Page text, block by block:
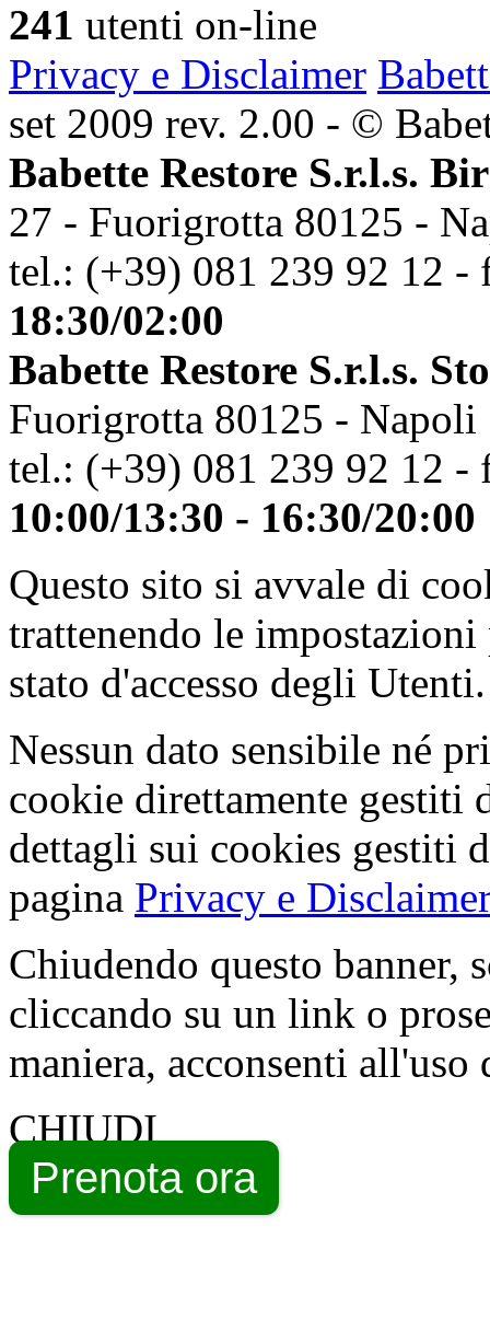
241 utenti on-line
Privacy e Disclaimer
set 2009 rev. 2.00 - ©
Babette Restore S.r.l.s.
27 - Fuorigrotta 80125 -
tel.: (+39) 081 239 92 12 -
18:30/02:00
Babette Restore S.r.l.s.
Fuorigrotta 80125 - Napoli
tel.: (+39) 081 239 92 12 -
10:00/13:30 - 16:30/20:00
Questo sito si avvale di
trattenendo le
stato d'accesso degli Utenti.
Nessun dato sensibile né
cookie direttamente gestiti
dettagli sui cookies gestiti
pagina Privacy e Disclaimer
Chiudendo questo banner,
cliccando su un link o
maniera, acconsenti all'uso
CHIUDI
Prenota ora